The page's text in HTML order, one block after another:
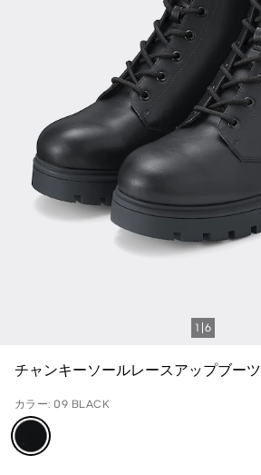
1 6
チャンキーソールレースアップブーツ
カラー: 09 BLACK